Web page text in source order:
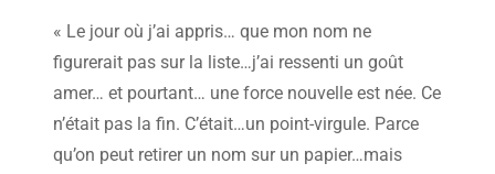
« Le jour où j’ai appris… que mon nom ne
figurerait pas sur la liste…j’ai ressenti un goût
amer… et pourtant… une force nouvelle est née. Ce
n’était pas la fin. C’était…un point-virgule. Parce
qu’on peut retirer un nom sur un papier…mais